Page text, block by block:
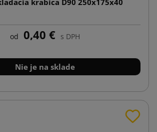
od 0,40 € s DPH
Nie je na sklade